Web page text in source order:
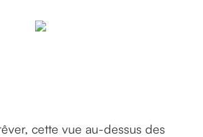
cette vue au-dessus des